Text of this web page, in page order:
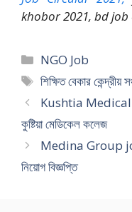
khobor 2021, bd job
Categories
NGO Job
Tags
শিক্ষিত বেকার
Kushtia
কুষ্টিয়া মেডিকেল কলেজ
Medina Group
নিয়োগ বিজ্ঞপ্তি